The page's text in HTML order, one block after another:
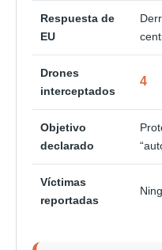
Respuesta de
EU
Drones
interceptados
4
Objetivo
declarado
Víctimas
reportadas